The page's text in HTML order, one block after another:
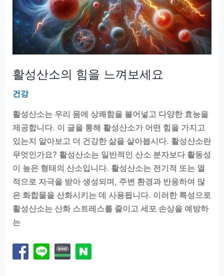
르
기
닌
의
활성산소의 힘을 느껴보세요
건강
활성산소는 우리 몸에 상쾌함을 불어넣고 다양한 효능을
제공합니다. 이 글을 통해 활성산소가 어떤 힘을 가지고
있는지 알아보고 더 건강한 삶을 살아봅시다. 활성산소란
무엇인가요? 활성산소는 일반적인 산소 분자보다 활동성
이 높은 형태의 산소입니다. 활성산소는 전기적 또는 열
적으로 자극을 받아 생성되며, 주변 환경과 반응하여 많
은 화합물을 산화시키는 데 사용됩니다. 이러한 특성으로
활성산소는 산화 스트레스를 줄이고 세포 손상을 예방하
는